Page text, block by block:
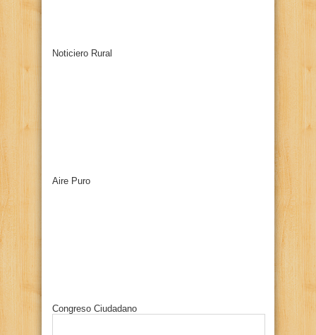
Noticiero Rural
Aire Puro
Congreso Ciudadano